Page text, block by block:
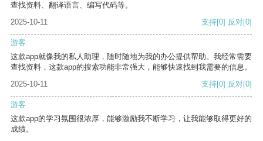
查找资料、翻译语言、编写代码等。
2025-10-11
支持[0] 反对[0]
游客
这款app就像我的私人助理，随时随地为我的办公提供帮助。我经常需要
查找资料，这款app的搜索功能非常强大，能够快速找到我需要的信息。
2025-10-11
支持[0] 反对[0]
游客
这款app的学习氛围很浓厚，能够激励我不断学习，让我能够取得更好的
成绩。